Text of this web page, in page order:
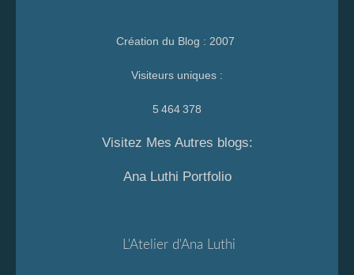
Création du Blog : 2007
Visiteurs uniques :
5 464 378
Visitez Mes Autres blogs:
Ana Luthi Portfolio
L'Atelier d'Ana Luthi